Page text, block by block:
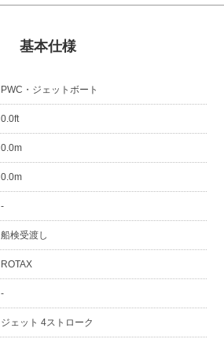
基本仕様
PWC・ジェットボート
0.0ft
0.0m
0.0m
-
船検受渡し
ROTAX
-
ジェット 4ストローク